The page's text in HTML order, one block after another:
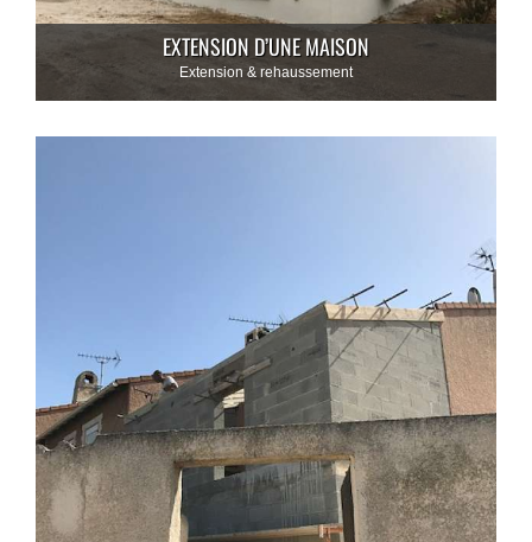
EXTENSION D’UNE MAISON
Extension & rehaussement